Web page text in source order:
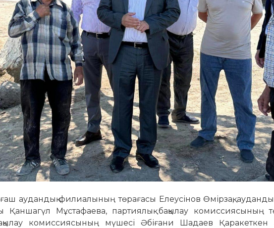
аудандық филиалының төрағасы Елеусінов Өмірзақ,
Мұстафаева, партиялық бақылау комиссиясының
комиссиясының мүшесі Әбіғани Шадаев Қаракеткен